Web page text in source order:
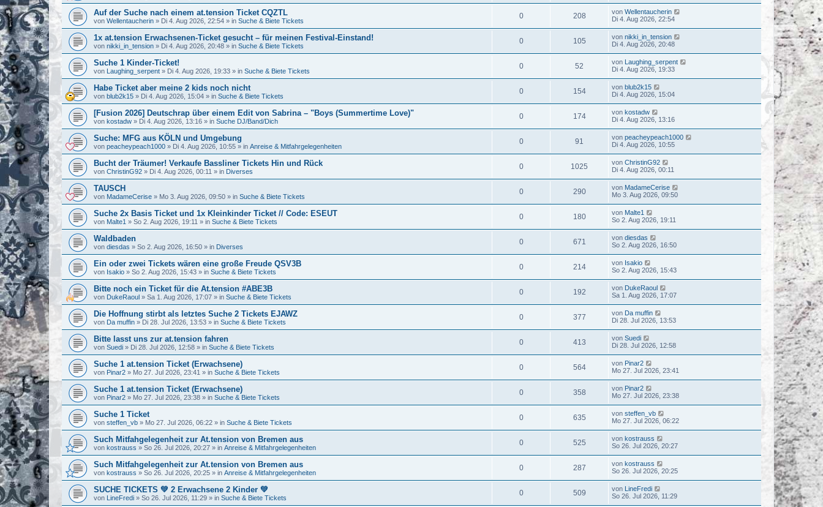
Auf der Suche nach einem at.tension Ticket CQZTL
von Wellentaucherin » Di 4. Aug 2026, 22:54 » in Suche & Biete Tickets
0 208 von Wellentaucherin
Di 4. Aug 2026, 22:54
1x at.tension Erwachsenen-Ticket gesucht – für meinen Festival-Einstand!
von nikki_in_tension » Di 4. Aug 2026, 20:48 » in Suche & Biete Tickets
0 105 von nikki_in_tension
Di 4. Aug 2026, 20:48
Suche 1 Kinder-Ticket!
von Laughing_serpent » Di 4. Aug 2026, 19:33 » in Suche & Biete Tickets
0 52 von Laughing_serpent
Di 4. Aug 2026, 19:33
Habe Ticket aber meine 2 kids noch nicht
von blub2k15 » Di 4. Aug 2026, 15:04 » in Suche & Biete Tickets
0 154 von blub2k15
Di 4. Aug 2026, 15:04
[Fusion 2026] Deutschrap über einem Edit von Sabrina – "Boys (Summertime Love)"
von kostadw » Di 4. Aug 2026, 13:16 » in Suche DJ/Band/Dich
0 174 von kostadw
Di 4. Aug 2026, 13:16
Suche: MFG aus KÖLN und Umgebung
von peacheypeach1000 » Di 4. Aug 2026, 10:55 » in Anreise & Mitfahrgelegenheiten
0 91 von peacheypeach1000
Di 4. Aug 2026, 10:55
Bucht der Träumer! Verkaufe Bassliner Tickets Hin und Rück
von ChristinG92 » Di 4. Aug 2026, 00:11 » in Diverses
0 1025 von ChristinG92
Di 4. Aug 2026, 00:11
TAUSCH
von MadameCerise » Mo 3. Aug 2026, 09:50 » in Suche & Biete Tickets
0 290 von MadameCerise
Mo 3. Aug 2026, 09:50
Suche 2x Basis Ticket und 1x Kleinkinder Ticket // Code: ESEUT
von Malte1 » So 2. Aug 2026, 19:11 » in Suche & Biete Tickets
0 180 von Malte1
So 2. Aug 2026, 19:11
Waldbaden
von diesdas » So 2. Aug 2026, 16:50 » in Diverses
0 671 von diesdas
So 2. Aug 2026, 16:50
Ein oder zwei Tickets wären eine große Freude QSV3B
von Isakio » So 2. Aug 2026, 15:43 » in Suche & Biete Tickets
0 214 von Isakio
So 2. Aug 2026, 15:43
Bitte noch ein Ticket für die At.tension #ABE3B
von DukeRaoul » Sa 1. Aug 2026, 17:07 » in Suche & Biete Tickets
0 192 von DukeRaoul
Sa 1. Aug 2026, 17:07
Die Hoffnung stirbt als letztes Suche 2 Tickets EJAWZ
von Da muffin » Di 28. Jul 2026, 13:53 » in Suche & Biete Tickets
0 377 von Da muffin
Di 28. Jul 2026, 13:53
Bitte lasst uns zur at.tension fahren
von Suedi » Di 28. Jul 2026, 12:58 » in Suche & Biete Tickets
0 413 von Suedi
Di 28. Jul 2026, 12:58
Suche 1 at.tension Ticket (Erwachsene)
von Pinar2 » Mo 27. Jul 2026, 23:41 » in Suche & Biete Tickets
0 564 von Pinar2
Mo 27. Jul 2026, 23:41
Suche 1 at.tension Ticket (Erwachsene)
von Pinar2 » Mo 27. Jul 2026, 23:38 » in Suche & Biete Tickets
0 358 von Pinar2
Mo 27. Jul 2026, 23:38
Suche 1 Ticket
von steffen_vb » Mo 27. Jul 2026, 06:22 » in Suche & Biete Tickets
0 635 von steffen_vb
Mo 27. Jul 2026, 06:22
Such Mitfahgelegenheit zur At.tension von Bremen aus
von kostrauss » So 26. Jul 2026, 20:27 » in Anreise & Mitfahrgelegenheiten
0 525 von kostrauss
So 26. Jul 2026, 20:27
Such Mitfahgelegenheit zur At.tension von Bremen aus
von kostrauss » So 26. Jul 2026, 20:25 » in Anreise & Mitfahrgelegenheiten
0 287 von kostrauss
So 26. Jul 2026, 20:25
SUCHE TICKETS 💚 2 Erwachsene 2 Kinder 💚
von LineFredi » So 26. Jul 2026, 11:29 » in Suche & Biete Tickets
0 509 von LineFredi
So 26. Jul 2026, 11:29